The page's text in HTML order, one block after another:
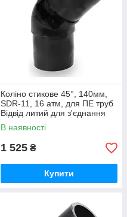
Коліно стикове 45°, 140мм,
SDR-11, 16 атм, для ПЕ труб
Відвід литий для з'єднання
водопровідних та газових
труб
В наявності
1 525 ₴
Купити